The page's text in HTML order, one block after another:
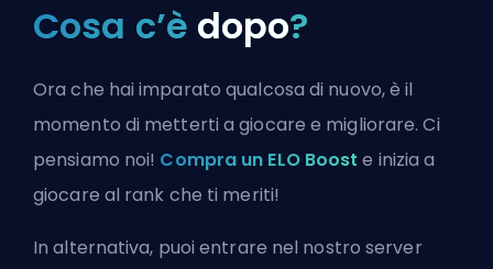
Cosa c’è dopo?
Ora che hai imparato qualcosa di nuovo, è il
momento di metterti a giocare e migliorare. Ci
pensiamo noi! Compra un ELO Boost e inizia a
giocare al rank che ti meriti!
In alternativa, puoientrare nel nostro server